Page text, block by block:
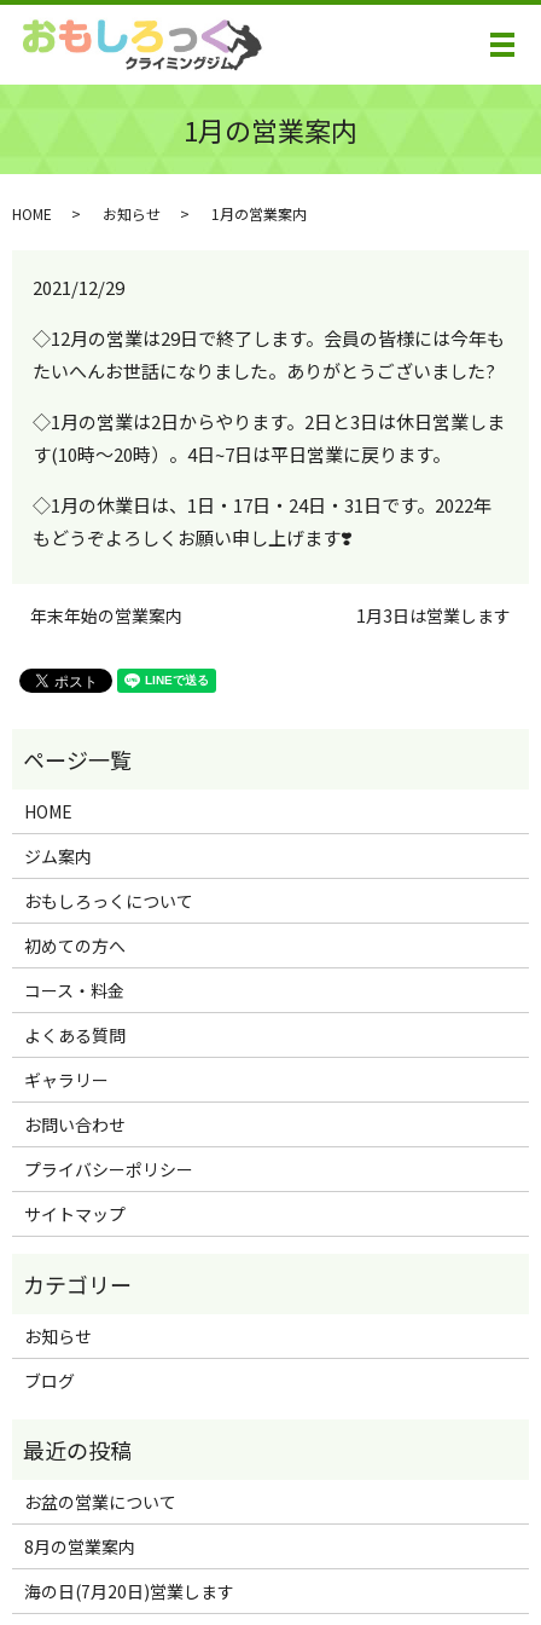
メ
1月の営業案内
HOME お知らせ 1月の営業案内
2021/12/29
◇12月の営業は29日で終了します。会員の皆様には今年も
たいへんお世話になりました。ありがとうございました?
◇1月の営業は2日からやります。2日と3日は休日営業しま
す(10時～20時）。4日~7日は平日営業に戻ります。
◇1月の休業日は、1日・17日・24日・31日です。2022年
もどうぞよろしくお願い申し上げます❣️
年末年始の営業案内 1月3日は営業します
HOME
ジム案内
おもしろっくについて
初めての方へ
コース・料金
よくある質問
ギャラリー
お問い合わせ
プライバシーポリシー
サイトマップ
お知らせ
ブログ
お盆の営業について
8月の営業案内
海の日(7月20日)営業します